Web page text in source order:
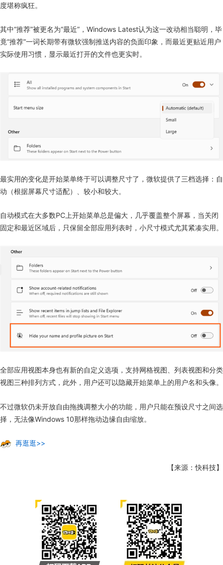
度堪称疯狂。
其中“推荐”被更名为“最近”，Windows Latest认为这一改动相当聪明，毕
竟“推荐”一词长期带有微软强制推送内容的负面印象，而最近更贴近用户
实际使用习惯，显示最近打开的文件也更实时。
最实用的变化是开始菜单终于可以调整尺寸了，微软提供了三档选择：自
动（根据屏幕尺寸适配）、较小和较大。
自动模式在大多数PC上开始菜单总是偏大，几乎覆盖整个屏幕，当关闭
固定和最近区域后，只保留全部应用列表时，小尺寸模式尤其紧凑实用。
全部应用视图本身也有新的自定义选项，支持网格视图、列表视图和分类
视图三种排列方式，此外，用户还可以隐藏开始菜单上的用户名和头像。
不过微软仍未开放自由拖拽调整大小的功能，用户只能在预设尺寸之间选
择，无法像Windows 10那样拖动边缘自由缩放。
再逛逛>>
【来源：快科技】